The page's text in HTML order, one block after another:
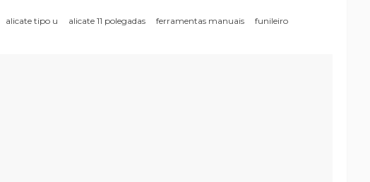
alicate tipo u alicate 11 polegadas ferramentas manuais
funileiro